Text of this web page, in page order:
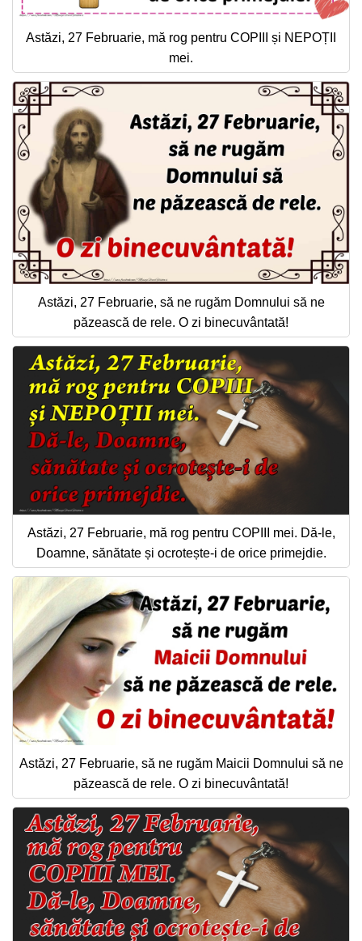
Astăzi, 27 Februarie, mă rog pentru COPIII și NEPOȚII
mei.
Astăzi, 27 Februarie, să ne rugăm Domnului să ne
păzească de rele. O zi binecuvântată!
Astăzi, 27 Februarie, mă rog pentru COPIII mei. Dă-le,
Doamne, sănătate și ocrotește-i de orice primejdie.
Astăzi, 27 Februarie, să ne rugăm Maicii Domnului să ne
păzească de rele. O zi binecuvântată!